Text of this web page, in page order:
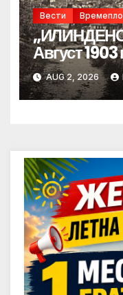
Вести
Август 1903
AUG 2, 2026